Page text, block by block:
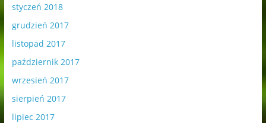
styczeń 2018
grudzień 2017
listopad 2017
październik 2017
wrzesień 2017
sierpień 2017
lipiec 2017